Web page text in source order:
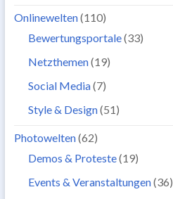
Onlinewelten(110)
Bewertungsportale(33)
Netzthemen(19)
Social Media(7)
Style & Design(51)
Photowelten(62)
Demos & Proteste(19)
Events & Veranstaltungen(36)